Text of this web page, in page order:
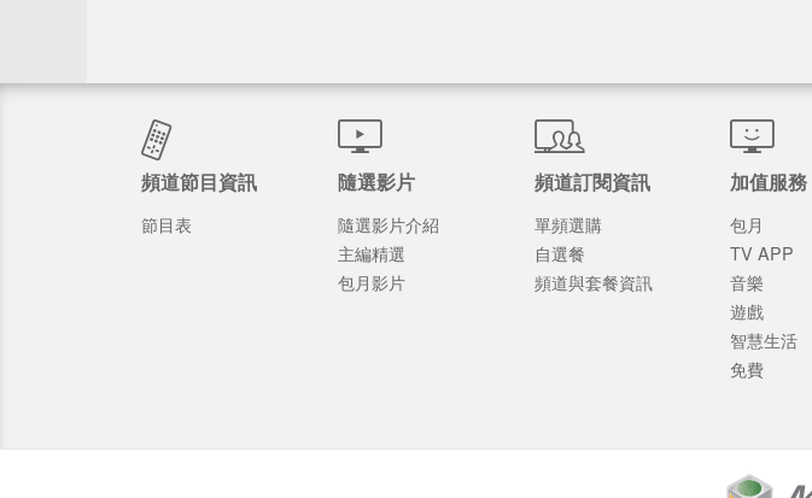
頻道節目資訊
節目表
隨選影片
隨選影片介紹
主編精選
包月影片
頻道訂閱資訊
單頻選購
自選餐
頻道與套餐資訊
加值服務
包月
TV APP
音樂
遊戲
智慧生活
免費